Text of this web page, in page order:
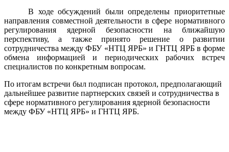
В ходе обсуждений были определены приоритетные
направления совместной деятельности в сфере нормативного
регулирования ядерной безопасности на ближайшую
перспективу, а также принято решение о развитии
сотрудничества между ФБУ «НТЦ ЯРБ» и ГНТЦ ЯРБ в форме
обмена информацией и периодических рабочих встреч
специалистов по конкретным вопросам.
По итогам встречи был подписан протокол, предполагающий
дальнейшее развитие партнерских связей и сотрудничества в
сфере нормативного регулирования ядерной безопасности
между ФБУ «НТЦ ЯРБ» и ГНТЦ ЯРБ.